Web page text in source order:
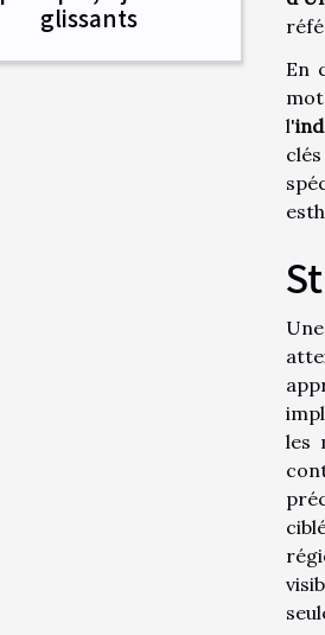
glissants
En
l'
les